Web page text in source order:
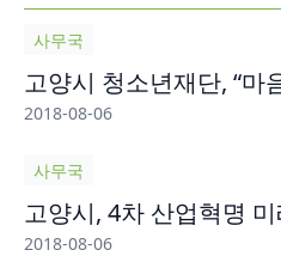
사무국
고양시 청소년재단, “마
2018-08-06
사무국
고양시, 4차 산업혁명
2018-08-06